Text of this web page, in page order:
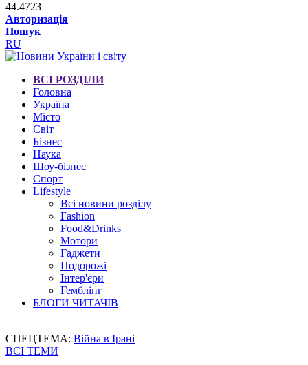
44.4723
Авторизація
Пошук
RU
ВСІ РОЗДІЛИ
Головна
Україна
Місто
Світ
Бізнес
Наука
Шоу-бізнес
Спорт
Lifestyle
Всі новини розділу
Fashion
Food&Drinks
Мотори
Гаджети
Подорожі
Інтер'єри
Гемблінг
БЛОГИ ЧИТАЧІВ
СПЕЦТЕМА: Війна в Ірані
ВСІ ТЕМИ